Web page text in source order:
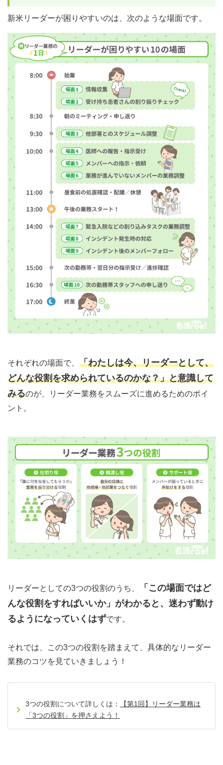
新米リーダーが困りやすいのは、次のような場面です。
それぞれの場面で、 「わたしは今、リーダーとして、
どんな役割を求められているのかな？」と意識して
みるのが、リーダー業務をスムーズに進めるためのポイ
ント。
リーダーとしての3つの役割のうち、
「この場面ではど
んな役割をすればいいか」がわかると、迷わず動け
るようになっていくはずです。
それでは、この3つの役割を踏まえて、具体的なリーダー
業務のコツを見ていきましょう！
3つの役割について詳しくは：
【第1回】リーダー業務は
「3つの役割」を押さえよう！